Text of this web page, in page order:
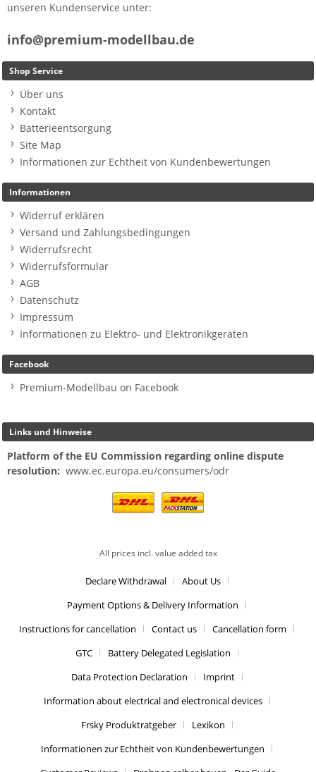
unseren Kundenservice unter:
info@premium-modellbau.de
Shop Service
Über uns
Kontakt
Batterieentsorgung
Site Map
Informationen zur Echtheit von Kundenbewertungen
Informationen
Widerruf erklären
Versand und Zahlungsbedingungen
Widerrufsrecht
Widerrufsformular
AGB
Datenschutz
Impressum
Informationen zu Elektro- und Elektronikgeräten
Facebook
Premium-Modellbau on Facebook
Links und Hinweise
Platform of the EU Commission regarding online dispute
resolution: www.ec.europa.eu/consumers/odr
All prices incl. value added tax
Declare Withdrawal
About Us
Payment Options & Delivery Information
Instructions for cancellation
Contact us
Cancellation form
GTC
Battery Delegated Legislation
Data Protection Declaration
Imprint
Information about electrical and electronical devices
Frsky Produktratgeber
Lexikon
Informationen zur Echtheit von Kundenbewertungen